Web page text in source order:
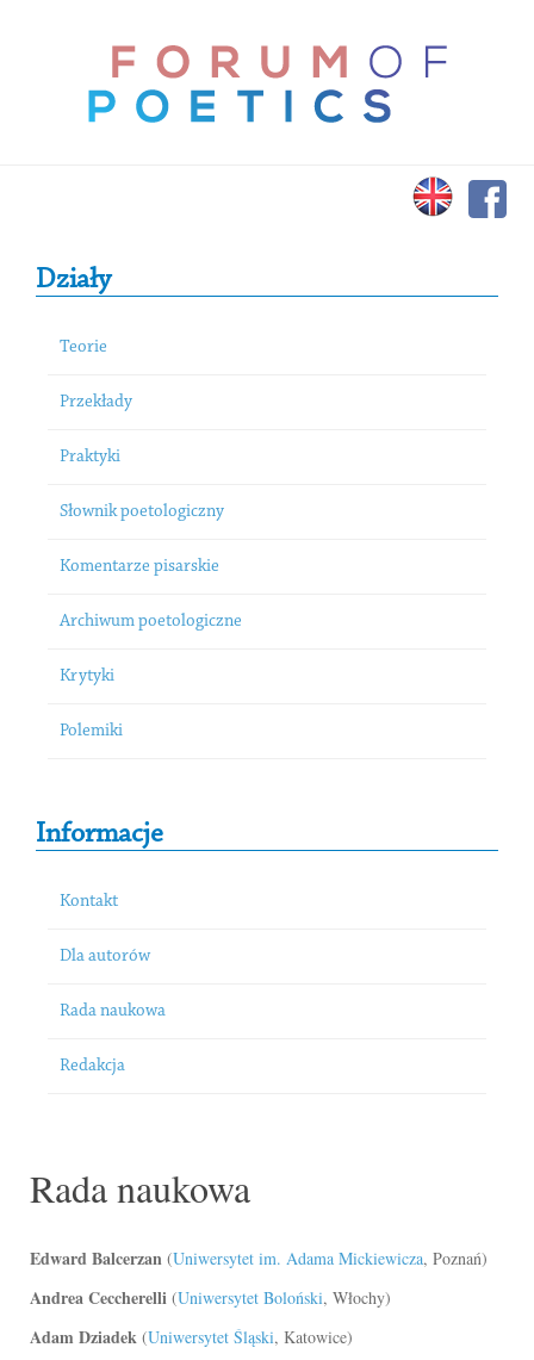
Primary Sidebar
Działy
Teorie
Przekłady
Praktyki
Słownik poetologiczny
Komentarze pisarskie
Archiwum poetologiczne
Krytyki
Polemiki
Informacje
Kontakt
Dla autorów
Rada naukowa
Redakcja
Rada naukowa
Edward Balcerzan (Uniwersytet im. Adama Mickiewicza, Poznań)
Andrea Ceccherelli (Uniwersytet Boloński, Włochy)
Adam Dziadek (Uniwersytet Śląski, Katowice)